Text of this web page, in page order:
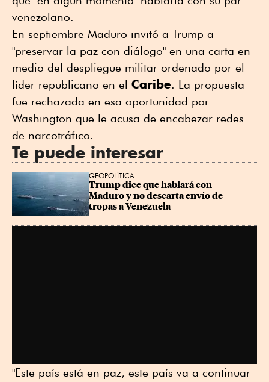
venezolano.
En septiembre Maduro invitó a Trump a
"preservar la paz con diálogo" en una carta en
medio del despliegue militar ordenado por el
líder republicano en el Caribe. La propuesta
fue rechazada en esa oportunidad por
Washington que le acusa de encabezar redes
de narcotráfico.
Te puede interesar
GEOPOLÍTICA
Trump dice que hablará con
Maduro y no descarta envío de
tropas a Venezuela
"Este país está en paz, este país va a continuar